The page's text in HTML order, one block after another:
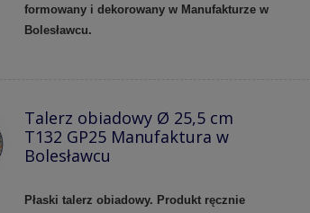
formowany i dekorowany w Manufakturze w
Bolesławcu.
Talerz obiadowy Ø 25,5 cm
T132 GP25 Manufaktura w
Bolesławcu
Płaski talerz obiadowy. Produkt ręcznie